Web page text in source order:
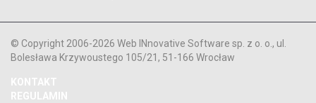
© Copyright 2006-2026 Web INnovative Software sp. z o. o., ul.
Bolesława Krzywoustego 105/21, 51-166 Wrocław
KONTAKT
REGULAMIN